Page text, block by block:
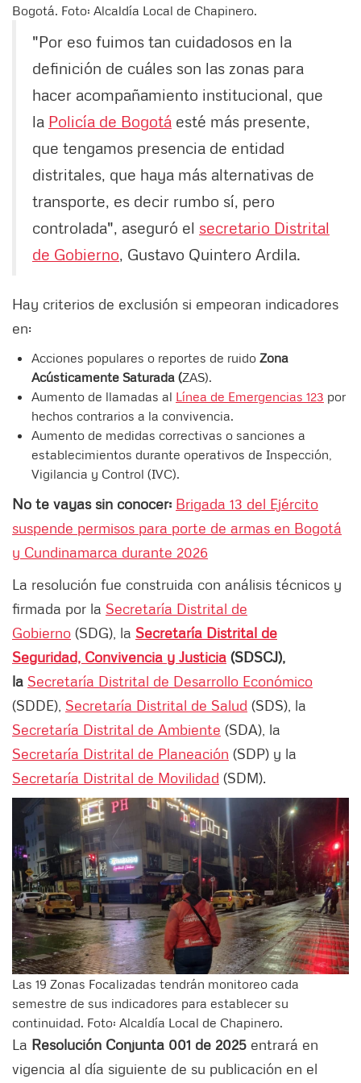
Bogotá. Foto: Alcaldía Local de Chapinero.
"Por eso fuimos tan cuidadosos en la
definición de cuáles son las zonas para
hacer acompañamiento institucional, que
la Policía de Bogotá esté más presente,
que tengamos presencia de entidad
distritales, que haya más alternativas de
transporte, es decir rumbo sí, pero
controlada", aseguró el secretario Distrital
de Gobierno , Gustavo Quintero Ardila.
Hay criterios de exclusión si empeoran indicadores
en:
Acciones populares o reportes de ruido Zona
Acústicamente Saturada (ZAS).
Aumento de llamadas al Línea de Emergencias 123 por
hechos contrarios a la convivencia.
Aumento de medidas correctivas o sanciones a
establecimientos durante operativos de Inspección,
Vigilancia y Control (IVC).
No te vayas sin conocer: Brigada 13 del Ejército
suspende permisos para porte de armas en Bogotá
y Cundinamarca durante 2026
La resolución fue construida con análisis técnicos y
firmada por la Secretaría Distrital de
Gobierno (SDG), la Secretaría Distrital de
Seguridad, Convivencia y Justicia (SDSCJ),
la Secretaría Distrital de Desarrollo Económico
(SDDE), Secretaría Distrital de Salud (SDS), la
Secretaría Distrital de Ambiente (SDA), la
Secretaría Distrital de Planeación (SDP) y la
Secretaría Distrital de Movilidad (SDM).
Las 19 Zonas Focalizadas tendrán monitoreo cada
semestre de sus indicadores para establecer su
continuidad. Foto: Alcaldía Local de Chapinero.
La Resolución Conjunta 001 de 2025 entrará en
vigencia al día siguiente de su publicación en el